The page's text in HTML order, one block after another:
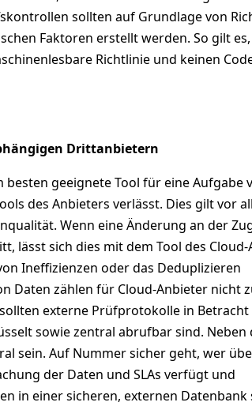
sollten auf Grundlage von
Faktoren erstellt werden. So gilt
Richtlinie und keinen
Drittanbietern
besten geeignete Tool für eine Aufgabe
des Anbieters verlässt. Dies gilt vor
Wenn eine Änderung an der
lässt sich dies mit dem Tool des
Ineffizienzen oder das Deduplizieren
Daten zählen für Cloud-Anbieter nicht
externe Prüfprotokolle in Betracht
sowie zentral abrufbar sind. Neben
sein. Auf Nummer sicher geht, wer
der Daten und SLAs verfügt und
in einer sicheren, externen Datenbank